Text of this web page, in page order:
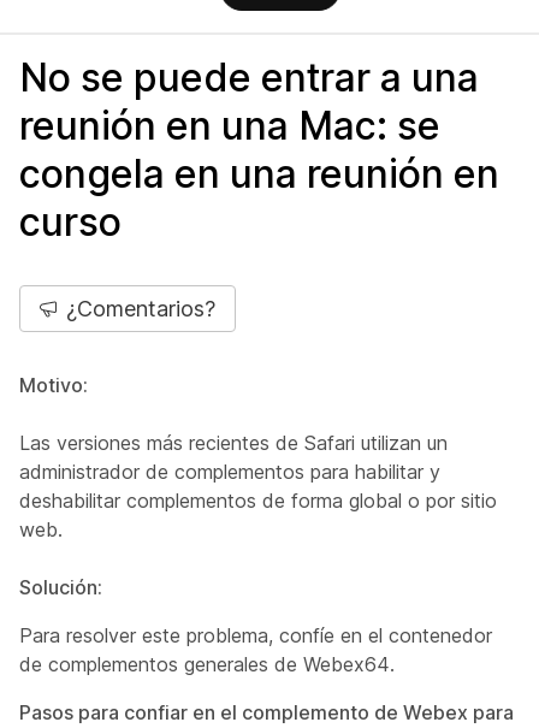
No se puede entrar a una
reunión en una Mac: se
congela en una reunión en
curso
¿Comentarios?
Motivo:
Las versiones más recientes de Safari utilizan un
administrador de complementos para habilitar y
deshabilitar complementos de forma global o por sitio
web.
Solución:
Para resolver este problema, confíe en el contenedor
de complementos generales de Webex64.
Pasos para confiar en el complemento de Webex para